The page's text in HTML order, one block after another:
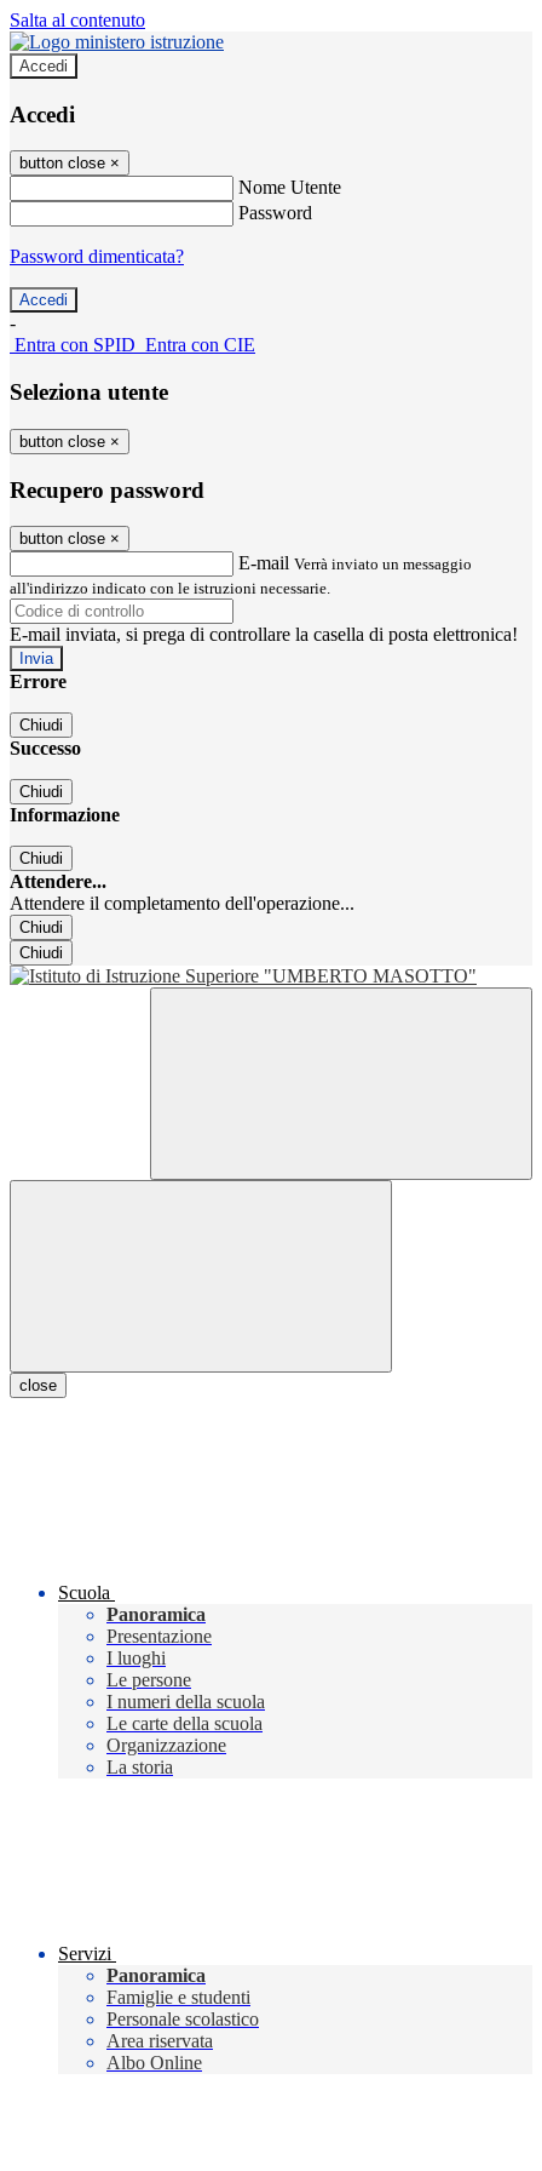
Salta al contenuto
Accedi
Accedi
button close ×
Nome Utente
Password
Password dimenticata?
-
Entra con SPID Entra con CIE
Seleziona utente
button close ×
Recupero password
button close ×
E-mail Verrà inviato un messaggio
all'indirizzo indicato con le istruzioni necessarie.
E-mail inviata, si prega di controllare la casella di posta elettronica!
Errore
Chiudi
Successo
Chiudi
Informazione
Chiudi
Attendere...
Attendere il completamento dell'operazione...
Chiudi
Chiudi
close
Scuola
Panoramica
Presentazione
I luoghi
Le persone
I numeri della scuola
Le carte della scuola
Organizzazione
La storia
Servizi
Panoramica
Famiglie e studenti
Personale scolastico
Area riservata
Albo Online